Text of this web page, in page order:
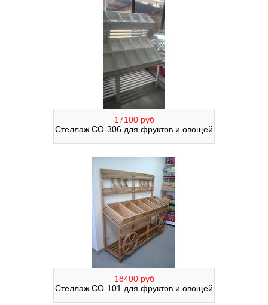
17100 руб
Стеллаж СО-306 для фруктов и овощей
18400 руб
Стеллаж СО-101 для фруктов и овощей